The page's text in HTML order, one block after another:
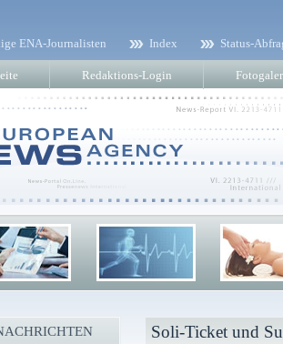
ENA-Journalisten Index Status-
Redaktions-Login
Soli-Ticket und